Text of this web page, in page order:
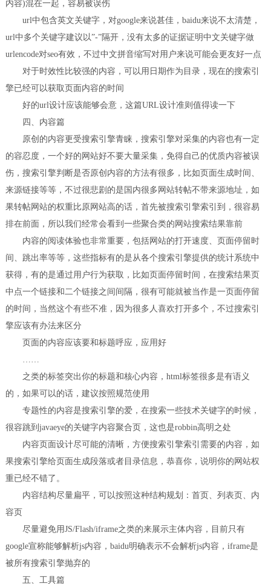
内容)混在一起，容易被误伤
url中包含英文关键字，对google来说甚佳，baidu来说不太清楚，
url中多个关键字建议以”-”隔开，没有太多的证据证明中文关键字做
urlencode对seo有效，不过中文拼音缩写对用户来说可能会更友好一点
对于时效性比较强的内容，可以用日期作为目录，现在的搜索引
擎已经可以获取页面内容的时间
好的url设计应该能够会意，这篇URL设计准则值得读一下
四、内容篇
原创的内容更受搜索引擎青睐，搜索引擎对采集的内容也有一定
的容忍度，一个好的网站好不要大量采集，免得自己的优质内容被误
伤，搜索引擎判断是否原创内容的方法有很多，比如页面生成时间、
来源链接等等，不过很悲剧的是国内很多网站转帖不带来源地址，如
果转帖网站的权重比原网站高的话，首先被搜索引擎索引到，很容易
排在前面，所以我们经常会看到一些聚合类的网站搜索结果靠前
内容的阅读体验也非常重要，包括网站的打开速度、页面停留时
间、跳出率等等，这些指标有的是从各个搜索引擎提供的统计系统中
获得，有的是通过用户行为获取，比如页面停留时间，在搜索结果页
中点一个链接和二个链接之间间隔，很有可能就被当作是一页面停留
的时间，当然这个有些不准，因为很多人喜欢打开多个，不过搜索引
擎应该有办法来区分
页面的内容应该要和标题呼应，应用好
之类的标签突出你的标题和核心内容，html标签很多是有语义
的，如果可以的话，建议按照规范使用
专题性的内容是搜索引擎的爱，在搜索一些技术关键字的时候，
很容跳到javaeye的关键字内容聚合页，这也是robbin高明之处
内容页面设计尽可能的清晰，方便搜索引擎索引需要的内容，如
果搜索引擎给页面生成段落或者目录信息，恭喜你，说明你的网站权
重已经不错了。
内容结构尽量扁平，可以按照这种结构规划：首页、列表页、内
容页
尽量避免用JS/Flash/iframe之类的来展示主体内容，目前只有
google宣称能够解析js内容，baidu明确表示不会解析js内容，iframe是
被所有搜索引擎抛弃的
五、工具篇